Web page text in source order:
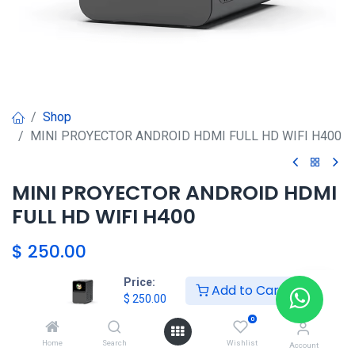
Price:
$ 250.00 Add to Cart
Home Search
0
Wishlist Account
Shop
MINI PROYECTOR ANDROID HDMI FULL HD WIFI H400
MINI PROYECTOR ANDROID HDMI
FULL HD WIFI H400
$ 250.00
Agregar al carrito
Agregar a la lista de deseos